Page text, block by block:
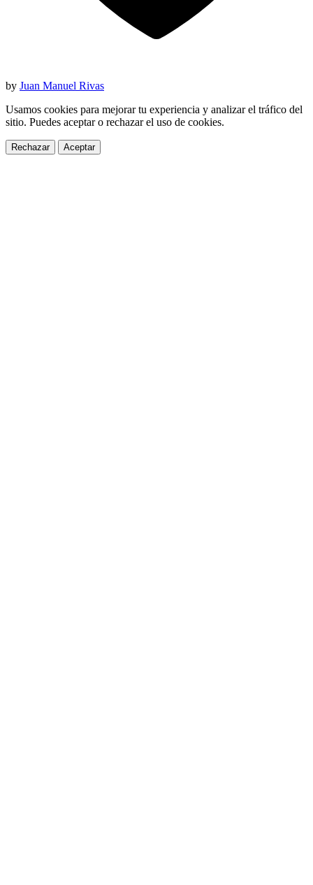
by Juan Manuel Rivas
Usamos cookies para mejorar tu experiencia y analizar el tráfico del
sitio. Puedes aceptar o rechazar el uso de cookies.
Rechazar Aceptar